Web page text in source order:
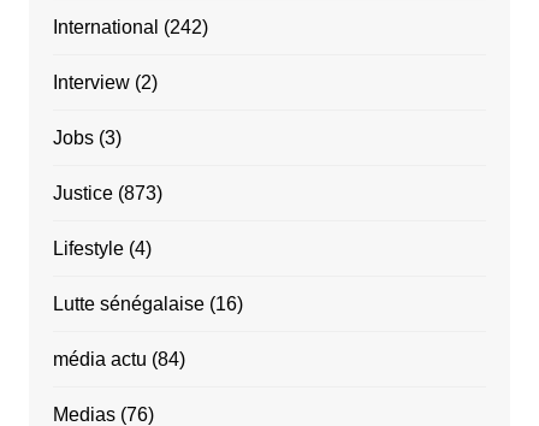
International (242)
Interview(2)
Jobs(3)
Justice(873)
Lifestyle(4)
Lutte sénégalaise(16)
média actu (84)
Medias(76)